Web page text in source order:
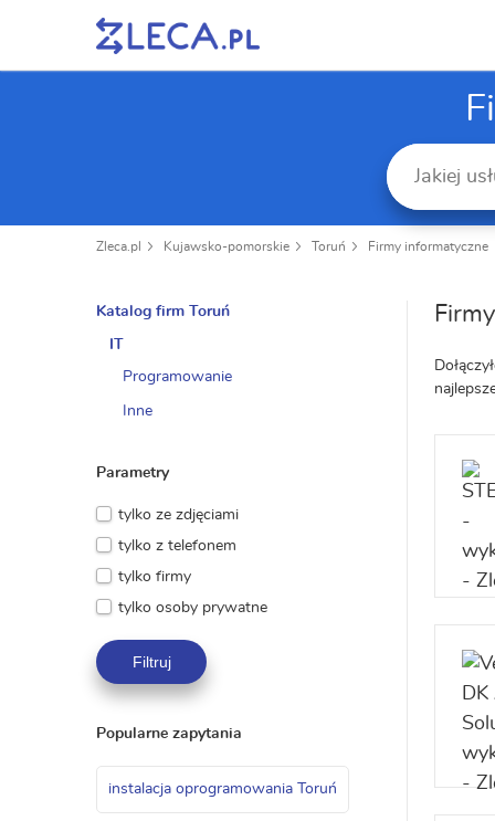
Zleca.pl Kujawsko-pomorskie Toruń Firmy informatyczne
Katalog firm Toruń
IT
Programowanie
Inne
Parametry
tylko ze zdjęciami
tylko z telefonem
tylko firmy
tylko osoby prywatne
Filtruj
Popularne zapytania
instalacja oprogramowania Toruń